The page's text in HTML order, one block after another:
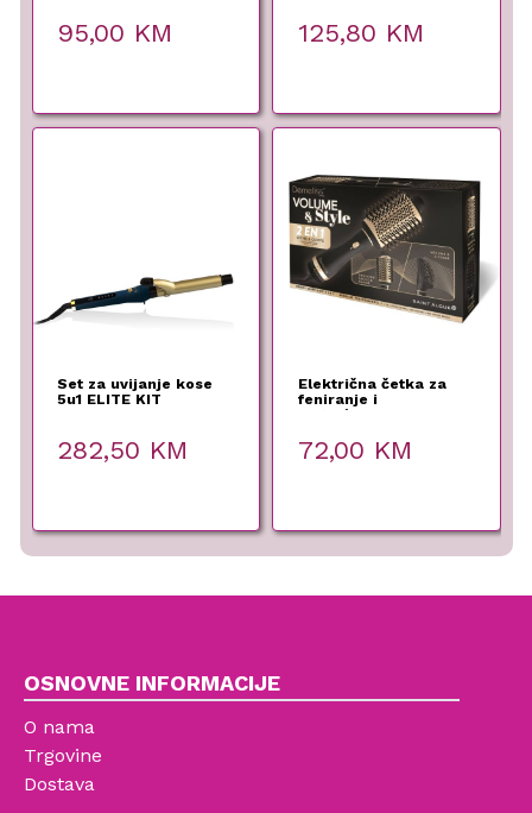
95,00 KM 125,80 KM
Set za uvijanje kose
5u1 ELITE KIT
282,50 KM
Električna četka za
feniranje i
zaglađivanje kose
Demeliss
72,00 KM
OSNOVNE INFORMACIJE
O nama
Trgovine
Dostava